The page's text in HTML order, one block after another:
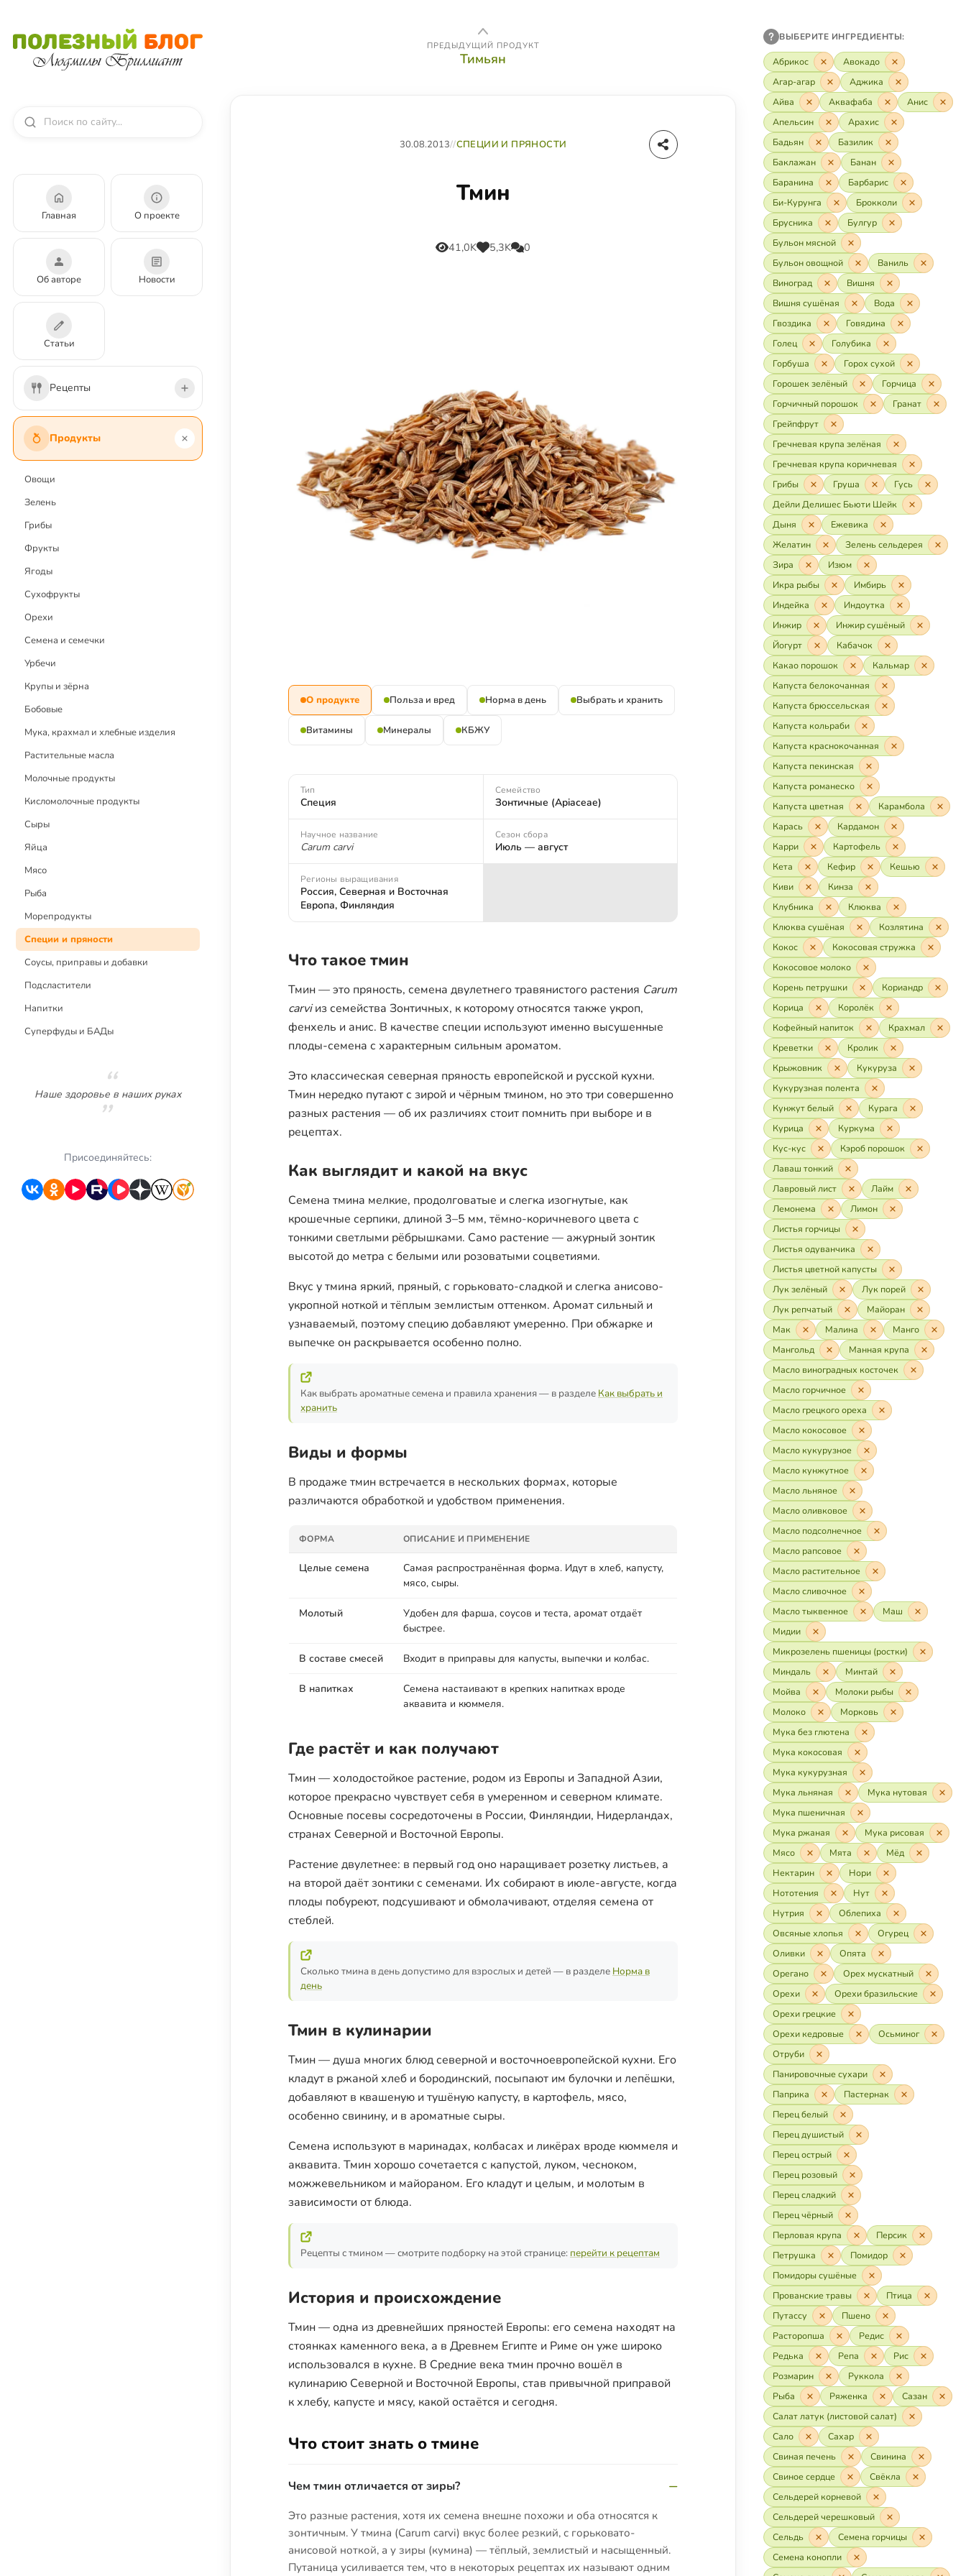
Главная О проекте
Об авторе Новости
Статьи
Рецепты
Первые блюда
Вторые блюда
Салаты
Напитки и коктейли
Соусы и заправки
Закуски
Десерты и сладости
Выпечка
Заготовки
Постные блюда
Детское меню
Рецепты без глютена
Рецепты с блендером
Рецепты с дегидратором
Продукты
Овощи
Зелень
Грибы
Фрукты
Ягоды
Сухофрукты
Орехи
Семена и семечки
Урбечи
Крупы и зёрна
Бобовые
Мука, крахмал и хлебные изделия
Растительные масла
Молочные продукты
Кисломолочные продукты
Сыры
Яйца
Мясо
Рыба
Морепродукты
Специи и пряности
Соусы, приправы и добавки
Подсластители
Напитки
Суперфуды и БАДы
Наше здоровье в наших руках
Присоединяйтесь:
ПРЕДЫДУЩИЙ ПРОДУКТ
Тимьян
30.08.2013//СПЕЦИИ И ПРЯНОСТИ
Тмин
41,0K 5,3K 0
О продукте Польза и вред Норма в день Выбрать и хранить
Витамины Минералы КБЖУ
Тип
Специя
Семейство
Зонтичные (Apiaceae)
Научное название
Carum carvi
Сезон сбора
Июль — август
Регионы выращивания
Россия, Северная и Восточная
Европа, Финляндия
Что такое тмин
Тмин — это пряность, семена двулетнего травянистого растения Carum
carviиз семейства Зонтичных, к которому относятся также укроп,
фенхель и анис. В качестве специи используют именно высушенные
плоды-семена с характерным сильным ароматом.
Это классическая северная пряность европейской и русской кухни.
Тмин нередко путают с зирой и чёрным тмином, но это три совершенно
разных растения — об их различиях стоит помнить при выборе и в
рецептах.
Как выглядит и какой на вкус
Семена тмина мелкие, продолговатые и слегка изогнутые, как
крошечные серпики, длиной 3–5 мм, тёмно-коричневого цвета с
тонкими светлыми рёбрышками. Само растение — ажурный зонтик
высотой до метра с белыми или розоватыми соцветиями.
Вкус у тмина яркий, пряный, с горьковато-сладкой и слегка анисово-
укропной ноткой и тёплым землистым оттенком. Аромат сильный и
узнаваемый, поэтому специю добавляют умеренно. При обжарке и
выпечке он раскрывается особенно полно.
Как выбрать ароматные семена и правила хранения — в разделе Как выбрать и
хранить
Виды и формы
В продаже тмин встречается в нескольких формах, которые
различаются обработкой и удобством применения.
ФОРМА ОПИСАНИЕ И ПРИМЕНЕНИЕ
Целые семена
Самая распространённая форма. Идут в хлеб, капусту,
мясо, сыры.
Молотый
Удобен для фарша, соусов и теста, аромат отдаёт
быстрее.
В составе смесей Входит в приправы для капусты, выпечки и колбас.
В напитках
Семена настаивают в крепких напитках вроде
аквавита и кюммеля.
Где растёт и как получают
Тмин — холодостойкое растение, родом из Европы и Западной Азии,
которое прекрасно чувствует себя в умеренном и северном климате.
Основные посевы сосредоточены в России, Финляндии, Нидерландах,
странах Северной и Восточной Европы.
Растение двулетнее: в первый год оно наращивает розетку листьев, а
на второй даёт зонтики с семенами. Их собирают в июле-августе, когда
плоды побуреют, подсушивают и обмолачивают, отделяя семена от
стеблей.
Сколько тмина в день допустимо для взрослых и детей — в разделе Норма в
день
Тмин в кулинарии
Тмин — душа многих блюд северной и восточноевропейской кухни. Его
кладут в ржаной хлеб и бородинский, посыпают им булочки и лепёшки,
добавляют в квашеную и тушёную капусту, в картофель, мясо,
особенно свинину, и в ароматные сыры.
Семена используют в маринадах, колбасах и ликёрах вроде кюммеля и
аквавита. Тмин хорошо сочетается с капустой, луком, чесноком,
можжевельником и майораном. Его кладут и целым, и молотым в
зависимости от блюда.
Рецепты с тмином — смотрите подборку на этой странице: перейти к рецептам
История и происхождение
Тмин — одна из древнейших пряностей Европы: его семена находят на
стоянках каменного века, а в Древнем Египте и Риме он уже широко
использовался в кухне. В Средние века тмин прочно вошёл в
кулинарию Северной и Восточной Европы, став привычной приправой
к хлебу, капусте и мясу, какой остаётся и сегодня.
Что стоит знать о тмине
Чем тмин отличается от зиры?
Это разные растения, хотя их семена внешне похожи и оба относятся к
зонтичным. У тмина (Carum carvi) вкус более резкий, с горьковато-
анисовой ноткой, а у зиры (кумина) — тёплый, землистый и насыщенный.
Путаница усиливается тем, что в некоторых рецептах их называют одним
ВЫБЕРИТЕ ИНГРЕДИЕНТЫ:
Абрикос
Авокадо
Агар-агар
Аджика
Айва
Аквафаба
Анис
Апельсин
Арахис
Бадьян
Базилик
Баклажан
Банан
Баранина
Барбарис
Би-Курунга
Брокколи
Брусника
Булгур
Бульон мясной
Бульон овощной
Ваниль
Виноград
Вишня
Вишня сушёная
Вода
Гвоздика
Говядина
Голец
Голубика
Горбуша
Горох сухой
Горошек зелёный
Горчица
Горчичный порошок
Гранат
Грейпфрут
Гречневая крупа зелёная
Гречневая крупа коричневая
Грибы
Груша
Гусь
Дейли Делишес Бьюти Шейк
Дыня
Ежевика
Желатин
Зелень сельдерея
Зира
Изюм
Икра рыбы
Имбирь
Индейка
Индоутка
Инжир
Инжир сушёный
Йогурт
Кабачок
Какао порошок
Кальмар
Капуста белокочанная
Капуста брюссельская
Капуста кольраби
Капуста краснокочанная
Капуста пекинская
Капуста романеско
Капуста цветная
Карамбола
Карась
Кардамон
Карри
Картофель
Кета
Кефир
Кешью
Киви
Кинза
Клубника
Клюква
Клюква сушёная
Козлятина
Кокос
Кокосовая стружка
Кокосовое молоко
Корень петрушки
Кориандр
Корица
Королёк
Кофейный напиток
Крахмал
Креветки
Кролик
Крыжовник
Кукуруза
Кукурузная полента
Кунжут белый
Курага
Курица
Куркума
Кус-кус
Кэроб порошок
Лаваш тонкий
Лавровый лист
Лайм
Лемонема
Лимон
Листья горчицы
Листья одуванчика
Листья цветной капусты
Лук зелёный
Лук порей
Лук репчатый
Майоран
Мак
Малина
Манго
Мангольд
Манная крупа
Масло виноградных косточек
Масло горчичное
Масло грецкого ореха
Масло кокосовое
Масло кукурузное
Масло кунжутное
Масло льняное
Масло оливковое
Масло подсолнечное
Масло рапсовое
Масло растительное
Масло сливочное
Масло тыквенное
Маш
Мидии
Микрозелень пшеницы (ростки)
Миндаль
Минтай
Мойва
Молоки рыбы
Молоко
Морковь
Мука без глютена
Мука кокосовая
Мука кукурузная
Мука льняная
Мука нутовая
Мука пшеничная
Мука ржаная
Мука рисовая
Мясо
Мята
Мёд
Нектарин
Нори
Нототения
Нут
Нутрия
Облепиха
Овсяные хлопья
Огурец
Оливки
Опята
Орегано
Орех мускатный
Орехи
Орехи бразильские
Орехи грецкие
Орехи кедровые
Осьминог
Отруби
Панировочные сухари
Паприка
Пастернак
Перец белый
Перец душистый
Перец острый
Перец розовый
Перец сладкий
Перец чёрный
Перловая крупа
Персик
Петрушка
Помидор
Помидоры сушёные
Прованские травы
Птица
Путассу
Пшено
Расторопша
Редис
Редька
Репа
Рис
Розмарин
Руккола
Рыба
Ряженка
Сазан
Салат латук (листовой салат)
Сало
Сахар
Свиная печень
Свинина
Свиное сердце
Свёкла
Сельдерей корневой
Сельдерей черешковый
Сельдь
Семена горчицы
Семена конопли